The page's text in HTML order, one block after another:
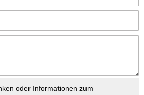
oder Informationen zum